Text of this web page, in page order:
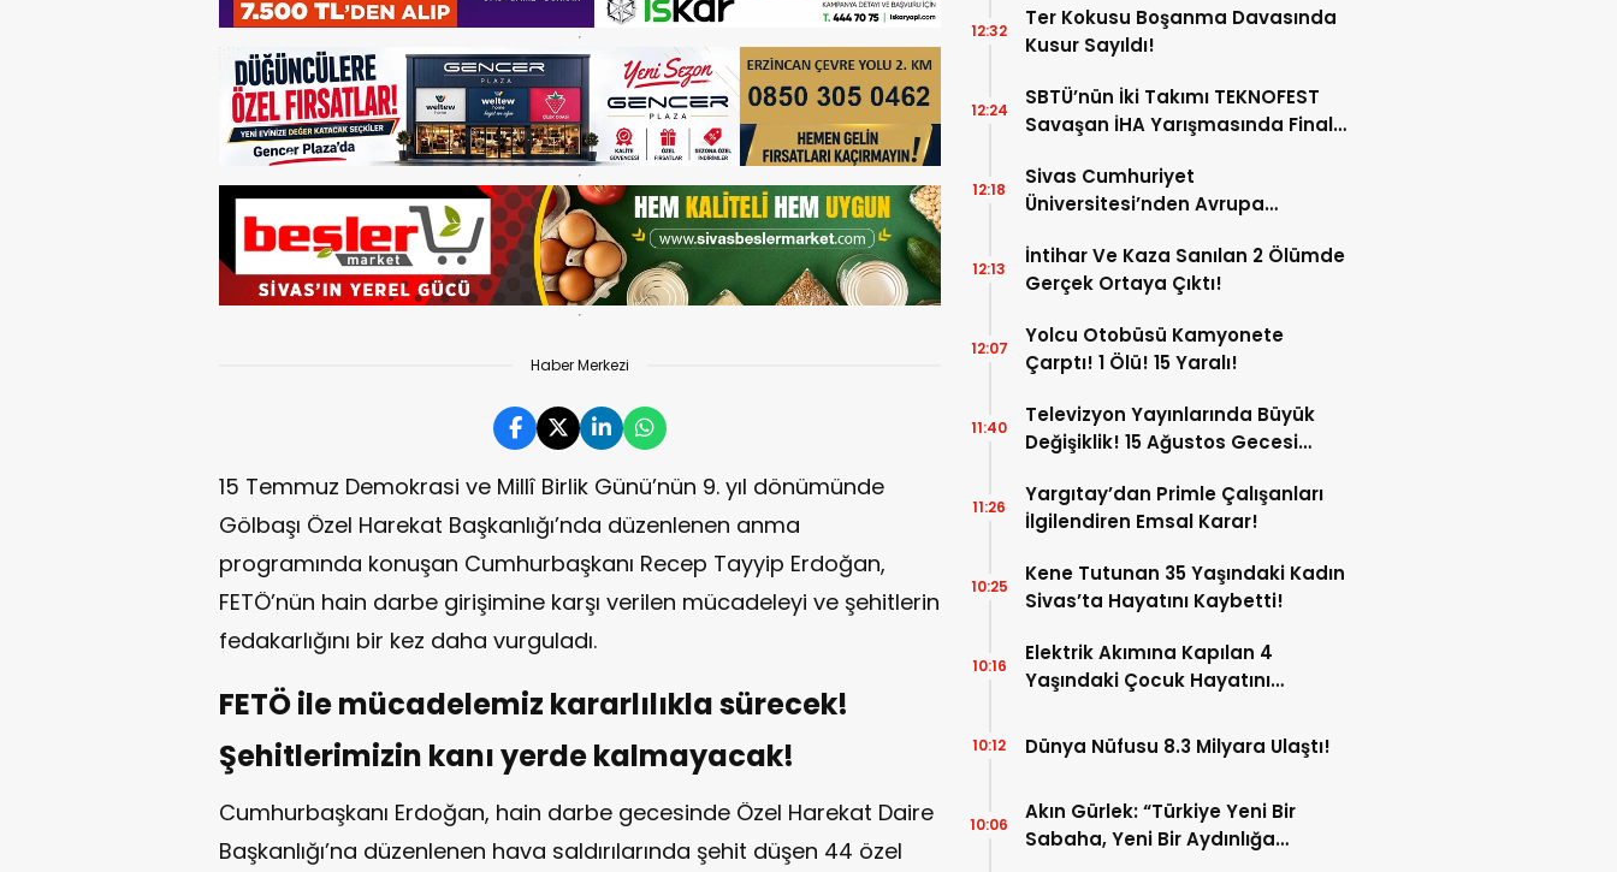
Haber Merkezi
15 Temmuz Demokrasi ve Millî Birlik Günü’nün 9. yıl dönümünde
Gölbaşı Özel Harekat Başkanlığı’nda düzenlenen anma
programında konuşan Cumhurbaşkanı Recep Tayyip Erdoğan,
FETÖ’nün hain darbe girişimine karşı verilen mücadeleyi ve şehitlerin
fedakarlığını bir kez daha vurguladı.
FETÖ ile mücadelemiz kararlılıkla sürecek!
Şehitlerimizin kanı yerde kalmayacak!
Cumhurbaşkanı Erdoğan, hain darbe gecesinde Özel Harekat Daire
Başkanlığı’na düzenlenen hava saldırılarında şehit düşen 44 özel
Ter Kokusu Boşanma Davasında
Kusur Sayıldı!
12:32
SBTÜ’nün İki Takımı TEKNOFEST
Savaşan İHA Yarışmasında Finale
12:24
Sivas Cumhuriyet
Üniversitesi’nden Avrupa
12:18
İntihar Ve Kaza Sanılan 2 Ölümde
Gerçek Ortaya Çıktı!
12:13
Yolcu Otobüsü Kamyonete
Çarptı! 1 Ölü! 15 Yaralı!
12:07
Televizyon Yayınlarında Büyük
Değişiklik! 15 Ağustos Gecesi
11:40
Yargıtay’dan Primle Çalışanları
İlgilendiren Emsal Karar!
11:26
Kene Tutunan 35 Yaşındaki Kadın
Sivas’ta Hayatını Kaybetti!
10:25
Elektrik Akımına Kapılan 4
Yaşındaki Çocuk Hayatını
10:16
Dünya Nüfusu 8.3 Milyara Ulaştı!
10:12
Akın Gürlek: “Türkiye Yeni Bir
Sabaha, Yeni Bir Aydınlığa
10:06